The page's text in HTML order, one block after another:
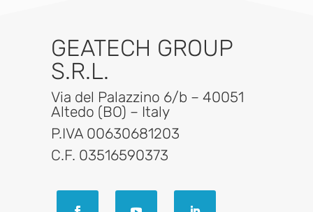
GEATECH GROUP
S.R.L.
Via del Palazzino 6/b – 40051
Altedo (BO) – Italy
P.IVA 00630681203
C.F. 03516590373